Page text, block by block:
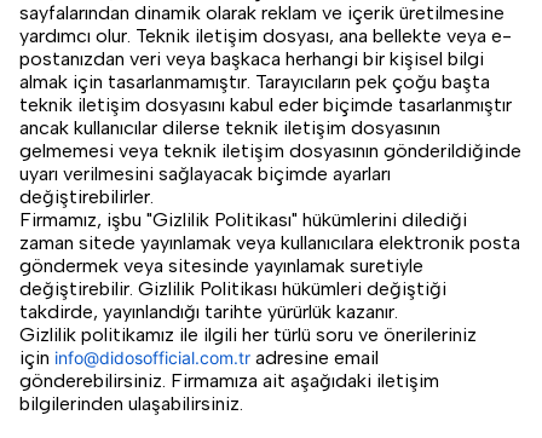
sayfalarından dinamik olarak reklam ve içerik üretilmesine
yardımcı olur. Teknik iletişim dosyası, ana bellekte veya e-
postanızdan veri veya başkaca herhangi bir kişisel bilgi
almak için tasarlanmamıştır. Tarayıcıların pek çoğu başta
teknik iletişim dosyasını kabul eder biçimde tasarlanmıştır
ancak kullanıcılar dilerse teknik iletişim dosyasının
gelmemesi veya teknik iletişim dosyasının gönderildiğinde
uyarı verilmesini sağlayacak biçimde ayarları
değiştirebilirler.
Firmamız, işbu "Gizlilik Politikası" hükümlerini dilediği
zaman sitede yayınlamak veya kullanıcılara elektronik posta
göndermek veya sitesinde yayınlamak suretiyle
değiştirebilir. Gizlilik Politikası hükümleri değiştiği
takdirde, yayınlandığı tarihte yürürlük kazanır.
Gizlilik politikamız ile ilgili her türlü soru ve önerileriniz
için info@didosofficial.com.tr adresine email
gönderebilirsiniz. Firmamıza ait aşağıdaki iletişim
bilgilerinden ulaşabilirsiniz.